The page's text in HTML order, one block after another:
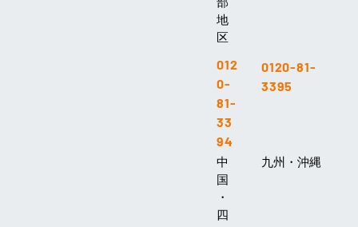
地
区
012
0-
81-
33
94
0120-81-
3395
中
国
・
四
九州・沖縄